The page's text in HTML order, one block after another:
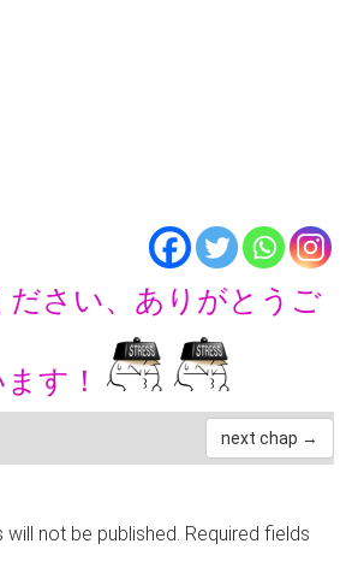
ださい、ありがとうご
す！
next chap →
will not be published. Required fields